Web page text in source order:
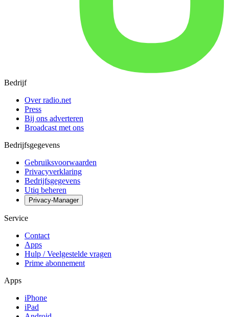
Bedrijf
Over radio.net
Press
Bij ons adverteren
Broadcast met ons
Bedrijfsgegevens
Gebruiksvoorwaarden
Privacyverklaring
Bedrijfsgegevens
Utiq beheren
Privacy-Manager
Service
Contact
Apps
Hulp / Veelgestelde vragen
Prime abonnement
Apps
iPhone
iPad